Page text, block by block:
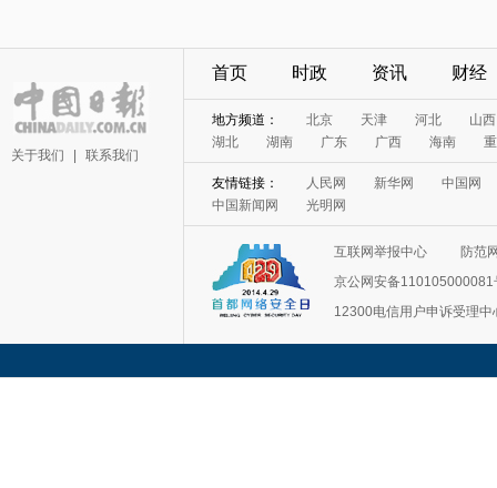
关于我们 联系我们
首页 时政 资讯 财经
地方频道： 北京 天津 河北
山西
湖北
湖南 广东 广西 海南
友情链接： 人民网 新华网
中国网
中国新闻网
光明网
互联网举报中心
防范
京公网安备110105000081
12300电信用户申诉受理中